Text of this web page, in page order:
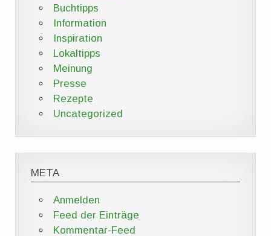
Buchtipps
Information
Inspiration
Lokaltipps
Meinung
Presse
Rezepte
Uncategorized
META
Anmelden
Feed der Einträge
Kommentar-Feed